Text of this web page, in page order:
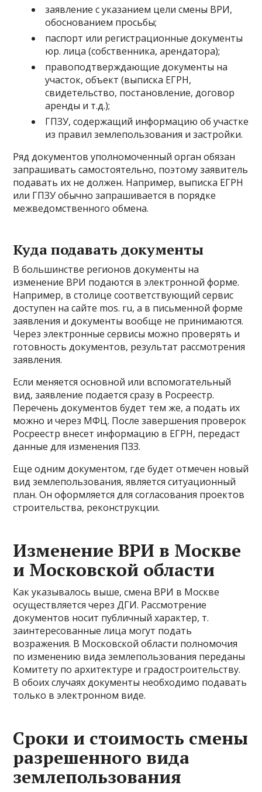
заявление с указанием цели смены ВРИ,
обоснованием просьбы;
паспорт или регистрационные документы
юр. лица (собственника, арендатора);
правоподтверждающие документы на
участок, объект (выписка ЕГРН,
свидетельство, постановление, договор
аренды и т.д.);
ГПЗУ, содержащий информацию об участке
из правил землепользования и застройки.
Ряд документов уполномоченный орган обязан
запрашивать самостоятельно, поэтому заявитель
подавать их не должен. Например, выписка ЕГРН
или ГПЗУ обычно запрашивается в порядке
межведомственного обмена.
Куда подавать документы
В большинстве регионов документы на
изменение ВРИ подаются в электронной форме.
Например, в столице соответствующий сервис
доступен на сайте mos. ru, а в письменной форме
заявления и документы вообще не принимаются.
Через электронные сервисы можно проверять и
готовность документов, результат рассмотрения
заявления.
Если меняется основной или вспомогательный
вид, заявление подается сразу в Росреестр.
Перечень документов будет тем же, а подать их
можно и через МФЦ. После завершения проверок
Росреестр внесет информацию в ЕГРН, передаст
данные для изменения ПЗЗ.
Еще одним документом, где будет отмечен новый
вид землепользования, является ситуационный
план. Он оформляется для согласования проектов
строительства, реконструкции.
Изменение ВРИ в Москве
и Московской области
Как указывалось выше, смена ВРИ в Москве
осуществляется через ДГИ. Рассмотрение
документов носит публичный характер, т.
заинтересованные лица могут подать
возражения. В Московской области полномочия
по изменению вида землепользования переданы
Комитету по архитектуре и градостроительству.
В обоих случаях документы необходимо подавать
только в электронном виде.
Сроки и стоимость смены
разрешенного вида
землепользования